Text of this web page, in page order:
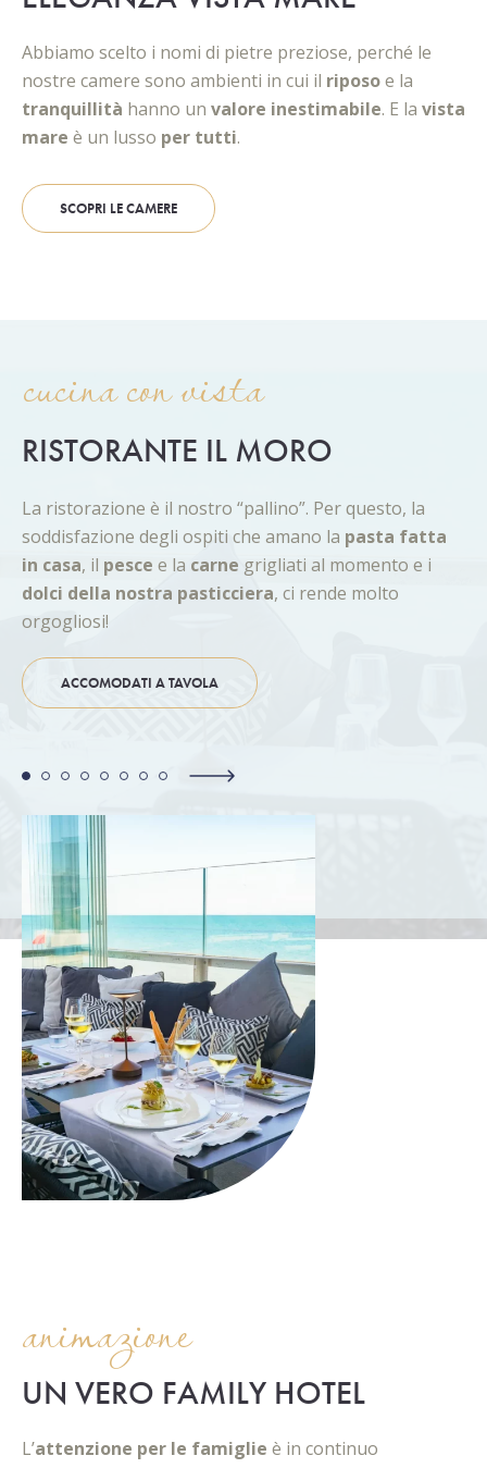
Abbiamo scelto i nomi di pietre preziose, perché le
nostre camere sono ambienti in cui il riposoe la
tranquillità hanno un valore inestimabile. E la vista
mare è un lusso per tutti.
SCOPRI LE CAMERE
cucina con vista
RISTORANTE IL MORO
La ristorazione è il nostro “pallino”. Per questo, la
soddisfazione degli ospiti che amano la pasta fatta
in casa, il pesce e la carne grigliati al momento e i
dolci della nostra pasticciera, ci rende molto
orgogliosi!
ACCOMODATI A TAVOLA
animazione
UN VERO FAMILY HOTEL
L’attenzione per le famiglie è in continuo